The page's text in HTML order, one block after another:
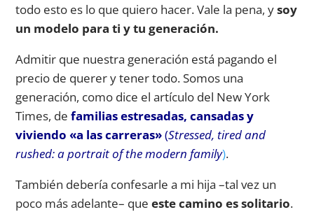
todo esto es lo que quiero hacer. Vale la pena, ysoy
un modelo para ti y tu generación.
Admitir que nuestra generación está pagando el
precio de querer y tener todo. Somos una
generación, como dice el artículo del New York
Times, defamilias estresadas, cansadas y
viviendo «a las carreras»(Stressed, tired and
rushed: a portrait of the modern family).
También debería confesarle a mi hija –tal vez un
poco más adelante– queeste camino es solitario.